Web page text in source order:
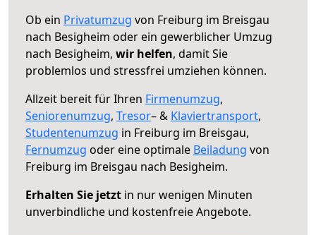
Ob ein Privatumzug von Freiburg im Breisgau
nach Besigheim oder ein gewerblicher Umzug
nach Besigheim, wir helfen, damit Sie
problemlos und stressfrei umziehen können.
Allzeit bereit für Ihren Firmenumzug,
Seniorenumzug, Tresor– & Klaviertransport,
Studentenumzug in Freiburg im Breisgau,
Fernumzug oder eine optimale Beiladung von
Freiburg im Breisgau nach Besigheim.
Erhalten Sie jetzt in nur wenigen Minuten
unverbindliche und kostenfreie Angebote.